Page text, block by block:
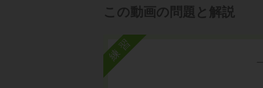
この動画の問題と解説
練習